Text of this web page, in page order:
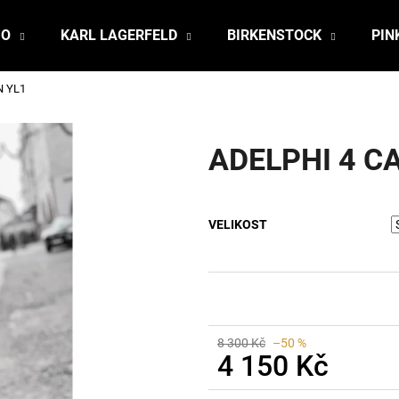
KARL LAGERFELD BIRKENSTOCK
YL1
ADELPHI 4
VELIKOST
8 300 Kč –50 %
4 150 Kč
Měrná
HLEDAT
Doporučujeme